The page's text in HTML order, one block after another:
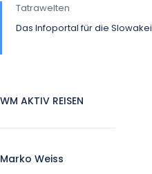
Tatrawelten
Das Infoportal für die Slowakei
WM AKTIV REISEN
Marko Weiss